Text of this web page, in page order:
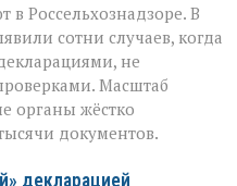
Ростовской
области
вскрыли
массовые
нарушения
декларирования
в Россельхознадзоре. В
сотни случаев, когда
не
Масштаб
органы жёстко
документов.
декларацией